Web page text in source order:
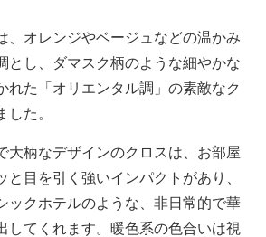
、オレンジやベージュなどの温かみ
とし、ダマスク柄のような細やかな
れた「オリエンタル調」の素敵なク
した。
大柄なデザインのクロスは、お部屋
と目を引く強いインパクトがあり、
ックホテルのような、非日常的で華
してくれます。暖色系の色合いは視